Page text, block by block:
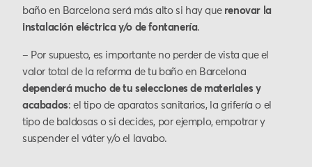
baño en Barcelona será más alto si hay que renovar la
instalación eléctrica y/o de fontanería.
– Por supuesto, es importante no perder de vista que el
valor total de la reforma de tu baño en Barcelona
dependerá mucho de tu selecciones de materiales y
acabados: el tipo de aparatos sanitarios, la grifería o el
tipo de baldosas o si decides, por ejemplo, empotrar y
suspender el váter y/o el lavabo.